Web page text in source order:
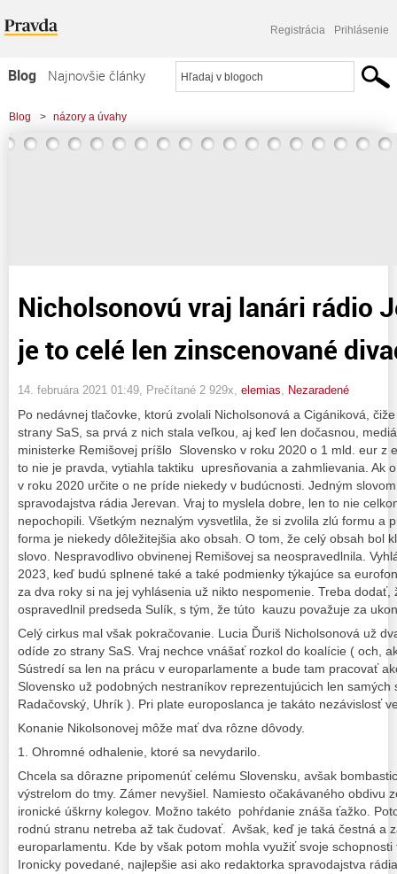
Registrácia Prihlásenie
Blog
Najnovšie články
Najčítanejšie články
Najkomentovanejšie články
Blog > názory a úvahy
> Nicholsonovú vraj lanári rádio Jerevan, alebo je to celé len zinscenované
Nicholsonovú vraj lanári rádio
je to celé len zinscenované
14. februára 2021 01:49 , Prečítané 2 929x, elemias Nezaradené
Po nedávnej tlačovke, ktorú zvolali Nicholsonová a Cigániková,
strany SaS, sa prvá z nich stala veľkou, aj keď len dočasnou,
ministerke Remišovej príšlo Slovensko v roku 2020 o 1 mld. eur z
to nie je pravda, vytiahla taktiku upresňovania a zahmlievania. Ak
v roku 2020 určite o ne príde niekedy v budúcnosti. Jedným
spravodajstva rádia Jerevan. Vraj to myslela dobre, len to nie
nepochopili. Všetkým neznalým vysvetlila, že si zvolila zlú formu a
forma je niekedy dôležitejšia ako obsah. O tom, že celý obsah bol
slovo. Nespravodlivo obvinenej Remišovej sa neospravedlnila.
2023, keď budú splnené také a také podmienky týkajúce sa
za dva roky si na jej vyhlásenia už nikto nespomenie. Treba dodať,
ospravedlnil predseda Sulík, s tým, že túto kauzu považuje za
Celý cirkus mal však pokračovanie. Lucia Ďuriš Nicholsonová už
odíde zo strany SaS. Vraj nechce vnášať rozkol do koalície ( och,
Sústredí sa len na prácu v europarlamente a bude tam pracovať
Slovensko už podobných nestraníkov reprezentujúcich len samých
Radačovský, Uhrík ). Pri plate europoslanca je takáto nezávislosť
Konanie Nikolsonovej môže mať dva rôzne dôvody.
1. Ohromné odhalenie, ktoré sa nevydarilo.
Chcela sa dôrazne pripomenúť celému Slovensku, avšak
výstrelom do tmy. Zámer nevyšiel. Namiesto očakávaného obdivu
ironické úškrny kolegov. Možno takéto pohŕdanie znáša ťažko.
rodnú stranu netreba až tak čudovať. Avšak, keď je taká čestná a
europarlamentu. Kde by však potom mohla využiť svoje
Ironicky povedané, najlepšie asi ako redaktorka spravodajstva